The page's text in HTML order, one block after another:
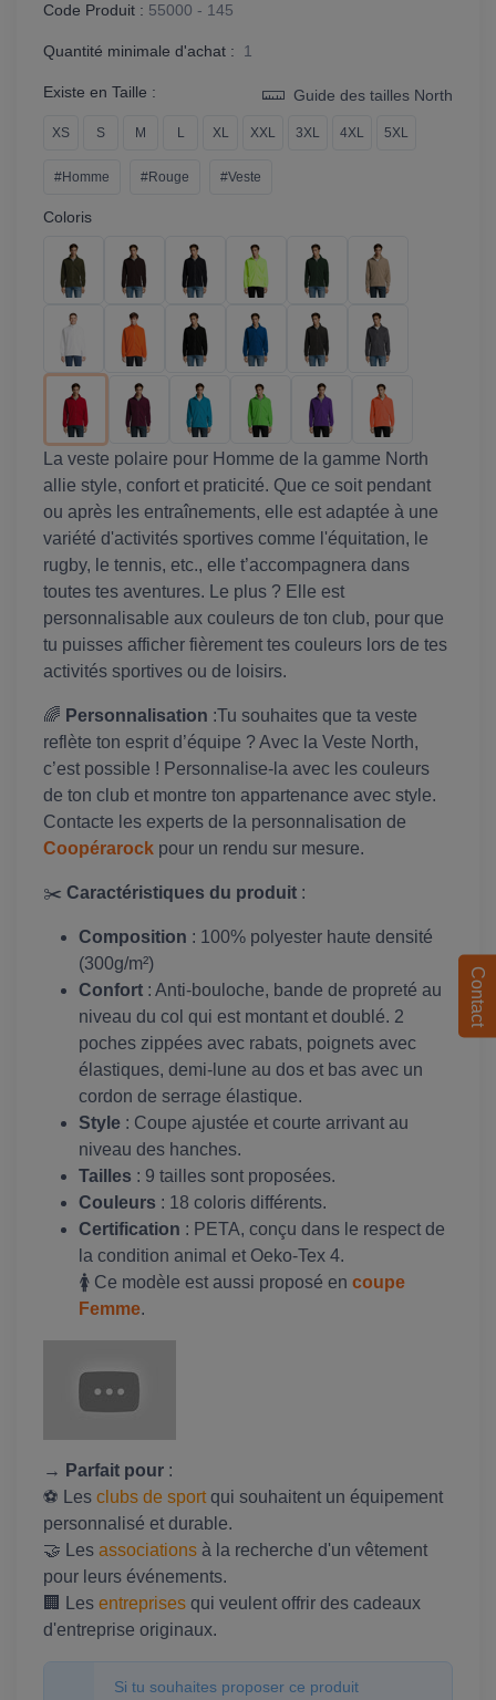
Code Produit : 55000 - 145
Quantité minimale d'achat : 1
Existe en Taille : Guide des tailles North
XS S M L XL XXL 3XL 4XL 5XL
#Homme #Rouge #Veste
Coloris
La veste polaire pour Homme de la gamme North
allie style, confort et praticité. Que ce soit pendant
ou après les entraînements, elle est adaptée à une
variété d'activités sportives comme l'équitation, le
rugby, le tennis, etc., elle t’accompagnera dans
toutes tes aventures. Le plus ? Elle est
personnalisable aux couleurs de ton club, pour que
tu puisses afficher fièrement tes couleurs lors de tes
activités sportives ou de loisirs.
🌈 Personnalisation :Tu souhaites que ta veste
reflète ton esprit d’équipe ? Avec la Veste North,
c’est possible ! Personnalise-la avec les couleurs
de ton club et montre ton appartenance avec style.
Contacte les experts de la personnalisation de
Coopérarock pour un rendu sur mesure.
✂️ Caractéristiques du produit :
Composition : 100% polyester haute densité
(300g/m²)
Confort : Anti-bouloche, bande de propreté au
niveau du col qui est montant et doublé. 2
poches zippées avec rabats, poignets avec
élastiques, demi-lune au dos et bas avec un
cordon de serrage élastique.
Style : Coupe ajustée et courte arrivant au
niveau des hanches.
Tailles : 9 tailles sont proposées.
Couleurs : 18 coloris différents.
Certification : PETA, conçu dans le respect de
la condition animal et Oeko-Tex 4.
🚺 Ce modèle est aussi proposé en coupe
Femme.
→ Parfait pour :
⚽ Les clubs de sportqui souhaitent un équipement
personnalisé et durable.
🤝 Les associations à la recherche d'un vêtement
pour leurs événements.
🏢 Les entreprises qui veulent offrir des cadeaux
d'entreprise originaux.
Si tu souhaites proposer ce produit
Contact